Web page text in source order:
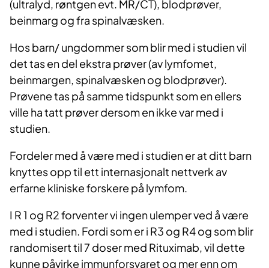
(ultralyd, røntgen evt. MR/CT), blodprøver,
beinmarg og fra spinalvæsken.
Hos barn/ ungdommer som blir med i studien vil
det tas en del ekstra prøver (av lymfomet,
beinmargen, spinalvæsken og blodprøver).
Prøvene tas på samme tidspunkt som en ellers
ville ha tatt prøver dersom en ikke var med i
studien.
Fordeler med å være med i studien er at ditt barn
knyttes opp til ett internasjonalt nettverk av
erfarne kliniske forskere på lymfom.
I R 1 og R2 forventer vi ingen ulemper ved å være
med i studien. Fordi som er i R3 og R4 og som blir
randomisert til 7 doser med Rituximab, vil dette
kunne påvirke immunforsvaret og mer enn om